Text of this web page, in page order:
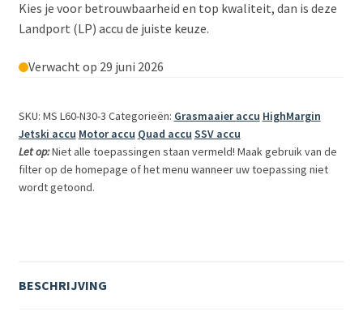
Kies je voor betrouwbaarheid en top kwaliteit, dan is deze
Landport (LP) accu de juiste keuze.
Verwacht op 29 juni 2026
SKU: MS L60-N30-3 Categorieën: Grasmaaier accu HighMargin
Jetski accu Motor accu Quad accu SSV accu
Let op:Niet alle toepassingen staan vermeld! Maak gebruik van de
filter op de homepage of het menu wanneer uw toepassing niet
wordt getoond.
BESCHRIJVING